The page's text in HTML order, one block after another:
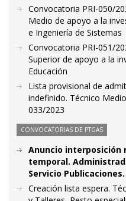
Convocatoria PRI-050/
Medio de apoyo a la
e Ingeniería de Sistemas
Convocatoria PRI-051/
Superior de apoyo a la
Educación
Lista provisional de
indefinido. Técnico
033/2023
CONVOCATORIAS DE PTGAS
Anuncio interposición
temporal.
Servicio Publicaciones.
Creación lista espera.